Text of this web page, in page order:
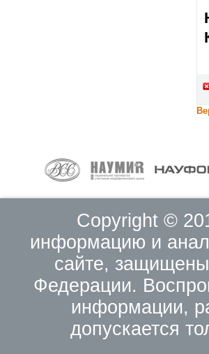
Copyright ©
информацию и
сайте, защищены
Федерации.
информации,
допускается